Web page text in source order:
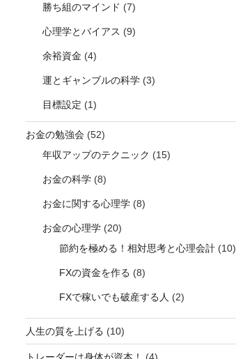
勝ち組のマインド (7)
心理学とバイアス (9)
余裕資金 (4)
運とギャンブルの科学(3)
目標設定 (1)
お金の勉強会(52)
年収アップのテクニック (15)
お金の科学(8)
お金に関する心理学(8)
お金の心理学(20)
節約を極める！相対思考と心理会計(10)
FXの資金を作る (8)
FXで稼いでも破産する人 (2)
人生の質を上げる (10)